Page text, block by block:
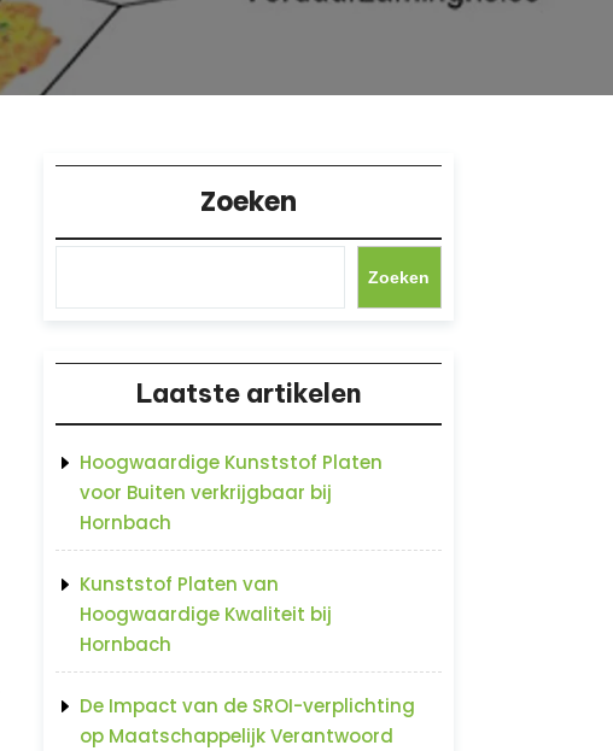
Zoeken
Zoeken
Laatste artikelen
Hoogwaardige Kunststof Platen
voor Buiten verkrijgbaar bij
Hornbach
Kunststof Platen van
Hoogwaardige Kwaliteit bij
Hornbach
De Impact van de SROI-verplichting
op Maatschappelijk Verantwoord